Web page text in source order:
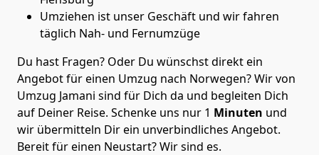
Umziehen ist unser Geschäft und wir fahren
täglich Nah- und Fernumzüge
Du hast Fragen? Oder Du wünschst direkt ein
Angebot für einen Umzug nach Norwegen? Wir von
Umzug Jamani sind für Dich da und begleiten Dich
auf Deiner Reise. Schenke uns nur 1 Minuten und
wir übermitteln Dir ein unverbindliches Angebot.
Bereit für einen Neustart? Wir sind es.